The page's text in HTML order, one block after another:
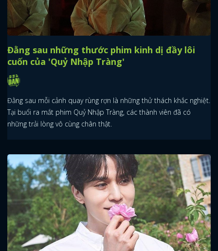
Đằng sau những thước phim kinh dị đầy lôi
cuốn của 'Quỷ Nhập Tràng'
Đằng sau mỗi cảnh quay rùng rợn là những thử thách khắc nghiệt.
Tại buổi ra mắt phim Quỷ Nhập Tràng, các thành viên đã có
những trải lòng vô cùng chân thật.